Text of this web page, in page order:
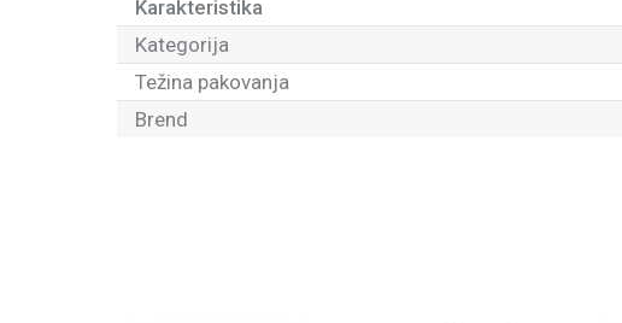
Karakteristika
Kategorija
Težina pakovanja
Brend